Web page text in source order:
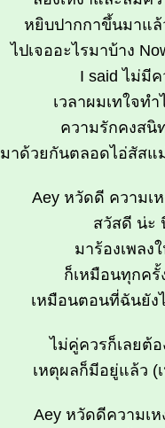
หยิบปากกาขึ้นมาแล้
ไปเจออะไรมาบ้าง
I said ไม่มี
เวลาผมเทใจท
ความรักคงสนิ
มาด้วยกันตลอดไอ่สัสแ
Aey หวัดดี ความเ
สวัสดี น่ะ
มาร้องเพลง
ก็เหมือนทุกครั้
เหมือนตอนที่ฉันยัง
ไม่คู่ควรก็เลยต้อ
เหตุผลก็มีอยู่แล้ว (
Aey หวัดดีความเ